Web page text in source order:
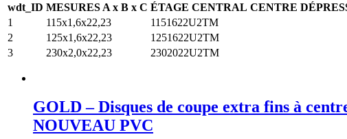
wdt_ID MESURES A x B x C ÉTAGE CENTRAL CENTRE
1
115x1,6x22,23 1151622U2TM
2
125x1,6x22,23 1251622U2TM
3
230x2,0x22,23 2302022U2TM
GOLD – Disques de coupe extra fins à
NOUVEAU PVC